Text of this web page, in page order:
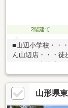
2階建て
■山辺小学校・・
ん山辺店・・・徒
が行われます
山形県